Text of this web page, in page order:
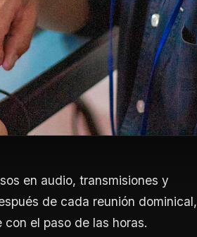
en audio, transmisiones y
de cada reunión dominical,
el paso de las horas.